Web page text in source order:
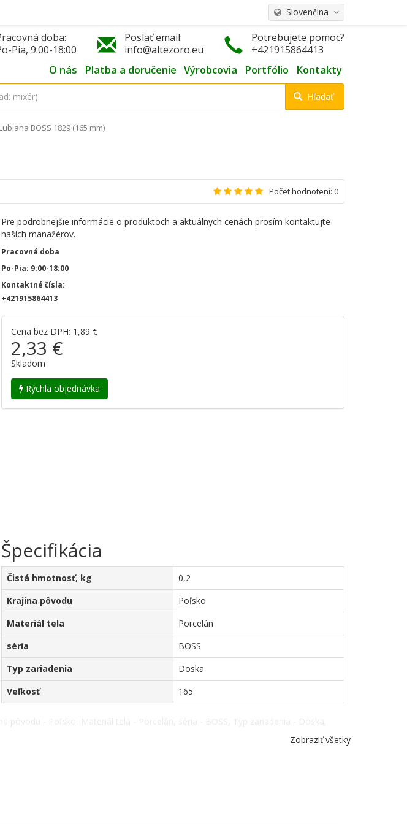
Slovenčina
doba:
Pia, 9:00-18:00
Poslať email:
info@altezoro.eu
Potrebujete pomoc?
+421915864413
O nás Platba a doručenie Výrobcovia Portfólio Kontakty
Hľadať
BOSS 1829 (165 mm)
Počet hodnotení: 0
Pre podrobnejšie informácie o produktoch a aktuálnych cenách prosím kontaktujte
našich manažérov.
Pracovná doba
Po-Pia: 9:00-18:00
Kontaktné čísla:
+421915864413
Cena bez DPH: 1,89 €
2,33 €
Skladom
Rýchla objednávka
Špecifikácia
Čistá hmotnosť, kg
0,2
Krajina pôvodu
Poľsko
Materiál tela
Porcelán
séria
BOSS
Typ zariadenia
Doska
Veľkosť
165
Zobraziť všetky